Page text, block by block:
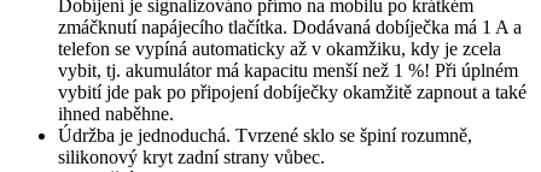
Dobíjení je signalizováno přímo na mobilu po krátkém
zmáčknutí napájecího tlačítka. Dodávaná dobíječka má 1 A a
telefon se vypíná automaticky až v okamžiku, kdy je zcela
vybit, tj. akumulátor má kapacitu menší než 1 %! Při úplném
vybití jde pak po připojení dobíječky okamžitě zapnout a také
ihned naběhne.
Údržba je jednoduchá. Tvrzené sklo se špiní rozumně,
silikonový kryt zadní strany vůbec.